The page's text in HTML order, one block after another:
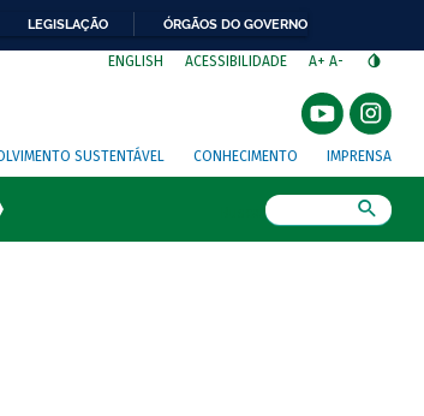
LEGISLAÇÃO ÓRGÃOS DO GOVERNO
ENGLISH ACESSIBILIDADE A+ A-
SUSTENTÁVEL CONHECIMENTO IMPRENSA